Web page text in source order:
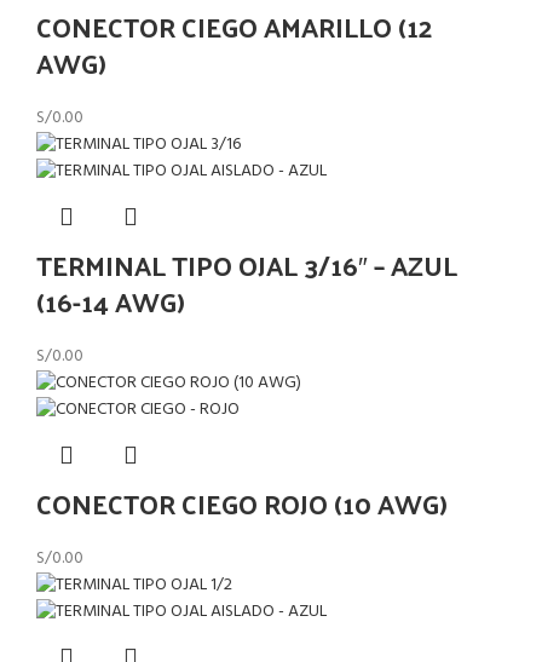
CONECTOR CIEGO AMARILLO (12
AWG)
S/0.00
TERMINAL TIPO OJAL 3/16″ – AZUL
(16-14 AWG)
S/0.00
CONECTOR CIEGO ROJO (10 AWG)
S/0.00